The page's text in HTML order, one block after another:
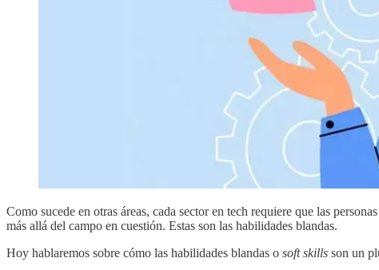
Como sucede en otras áreas, cada sector en tech requiere que las
más allá del campo en cuestión. Estas son las habilidades blandas.
Hoy hablaremos sobre cómo las habilidades blandas o soft skills son un